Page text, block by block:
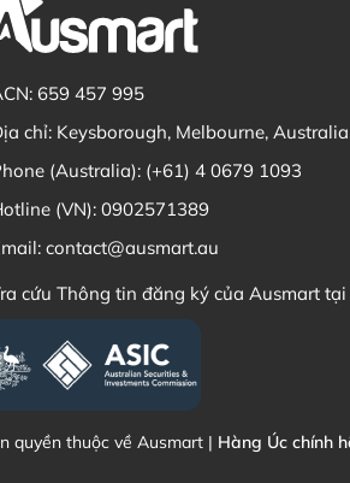
659 457 995
chỉ: Keysborough, Melbourne,
(Australia): (+61) 4 0679 1093
(VN): 0902571389
contact@ausmart.au
cứu Thông tin đăng ký của Ausmart tại
quyền thuộc về Ausmart | Hàng Úc chính